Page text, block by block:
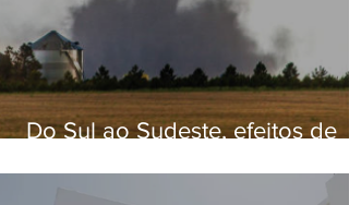
Do Sul ao Sudeste, efeitos de
apreensão na população